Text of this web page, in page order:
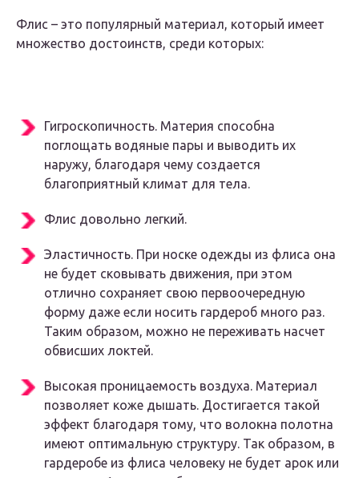
Флис – это популярный материал, который имеет
множество достоинств, среди которых:
Гигроскопичность. Материя способна
поглощать водяные пары и выводить их
наружу, благодаря чему создается
благоприятный климат для тела.
Флис довольно легкий.
Эластичность. При носке одежды из флиса она
не будет сковывать движения, при этом
отлично сохраняет свою первоочередную
форму даже если носить гардероб много раз.
Таким образом, можно не переживать насчет
обвисших локтей.
Высокая проницаемость воздуха. Материал
позволяет коже дышать. Достигается такой
эффект благодаря тому, что волокна полотна
имеют оптимальную структуру. Так образом, в
гардеробе из флиса человеку не будет арок или